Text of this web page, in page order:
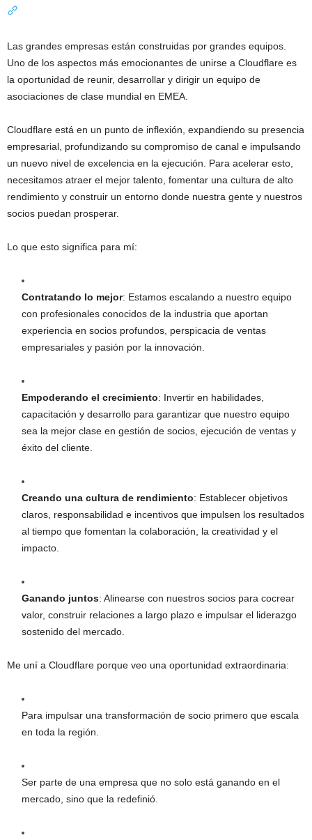
Las grandes empresas están construidas por grandes equipos.
Uno de los aspectos más emocionantes de unirse a Cloudflare es
la oportunidad de reunir, desarrollar y dirigir un equipo de
asociaciones de clase mundial en EMEA.
Cloudflare está en un punto de inflexión, expandiendo su presencia
empresarial, profundizando su compromiso de canal e impulsando
un nuevo nivel de excelencia en la ejecución. Para acelerar esto,
necesitamos atraer el mejor talento, fomentar una cultura de alto
rendimiento y construir un entorno donde nuestra gente y nuestros
socios puedan prosperar.
Lo que esto significa para mí:
Contratando lo mejor: Estamos escalando a nuestro equipo
con profesionales conocidos de la industria que aportan
experiencia en socios profundos, perspicacia de ventas
empresariales y pasión por la innovación.
Empoderando el crecimiento: Invertir en habilidades,
capacitación y desarrollo para garantizar que nuestro equipo
sea la mejor clase en gestión de socios, ejecución de ventas y
éxito del cliente.
Creando una cultura de rendimiento: Establecer objetivos
claros, responsabilidad e incentivos que impulsen los resultados
al tiempo que fomentan la colaboración, la creatividad y el
impacto.
Ganando juntos: Alinearse con nuestros socios para cocrear
valor, construir relaciones a largo plazo e impulsar el liderazgo
sostenido del mercado.
Me uní a Cloudflare porque veo una oportunidad extraordinaria:
Para impulsar una transformación de socio primero que escala
en toda la región.
Ser parte de una empresa que no solo está ganando en el
mercado, sino que la redefinió.